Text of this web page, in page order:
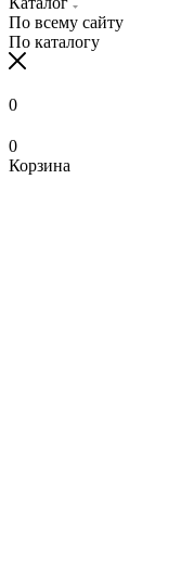
По всему сайту
По каталогу
0
0
Корзина